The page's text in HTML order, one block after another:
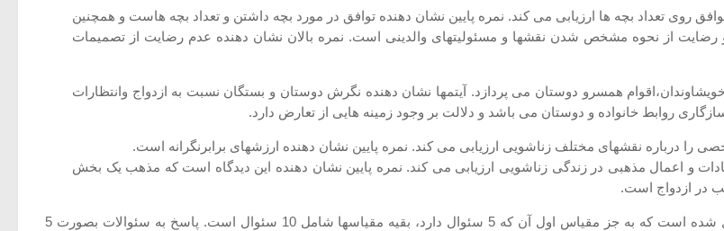
روی تعداد بچه ها ارزیابی می کند. نمره پایین نشان دهنده توافق در مورد بچه داشتن و تعداد بچه هاست و همچنین
و رضایت از نحوه مشخص شدن نقشها و مسئولیتهای والدینی است. نمره بالان نشان دهنده عدم رضایت از تصمیمات
همسرو دوستان می پردازد. آیتمها نشان دهنده نگرش دوستان و بستگان نسبت به ازدواج وانتظارات
روابط خانواده و دوستان می باشد و دلالت بر وجود زمینه هایی از تعارض دارد.
درباره نقشهای مختلف زناشویی ارزیابی می کند. نمره پایین نشان دهنده ارزشهای برابرنگرانه است.
و اعمال مذهبی در زندگی زناشویی ارزیابی می کند. نمره پایین نشان دهنده این دیدگاه است که مذهب یک بخش
در ازدواج است.
از 115 سئوال بسته و 12 مقیاس تشکیل شده است که به جز مقیاس اول آن که 5 سئوال دارد، بقیه مقیاسها شامل 10 سئوال است. پاسخ به سئوالات بصورت 5